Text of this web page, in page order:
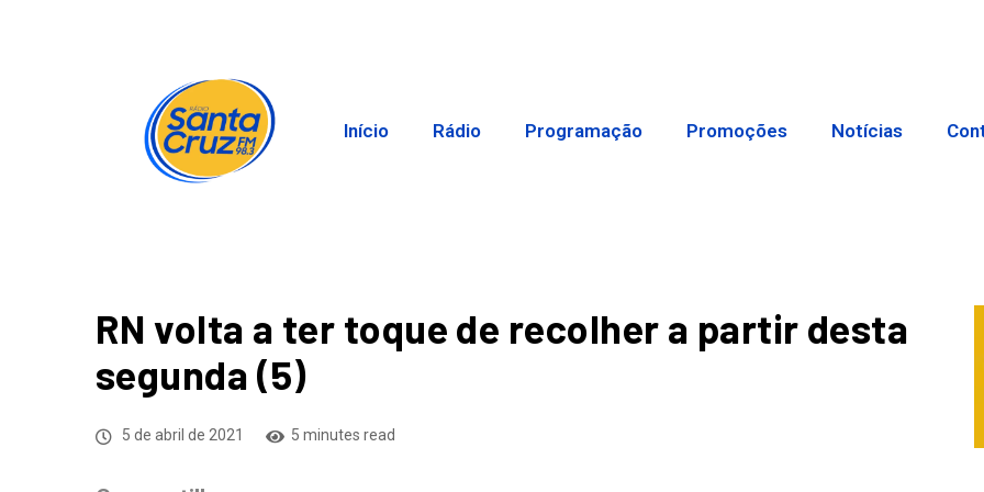
Início Rádio Programação Promoções Notícias
RN volta a ter toque de recolher a partir desta
segunda (5)
5 de abril de 2021 5 minutes read